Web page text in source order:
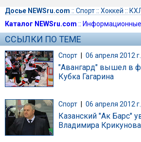
Досье NEWSru.com :: Спорт:: Хоккей ::
Каталог NEWSru.com :: Информационные
ССЫЛКИ ПО ТЕМЕ
Спорт | 06 апреля 2012
"Авангард" вышел в
Кубка Гагарина
Спорт 06 апреля 2012
Казанский "Ак Барс"
Владимира Крикунова